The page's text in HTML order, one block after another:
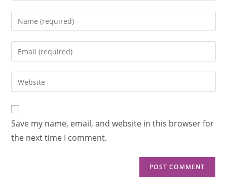
Save my name, email, and website in this browser for
the next time I comment.